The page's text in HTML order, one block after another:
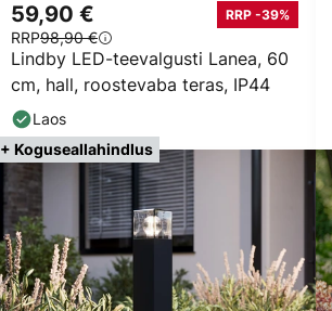
Lindby LED-teevalgusti Lanea, 60
cm, hall, roostevaba teras, IP44
59,90 € RRP -39%
RRP98,90 €
Laos
+ Koguseallahindlus